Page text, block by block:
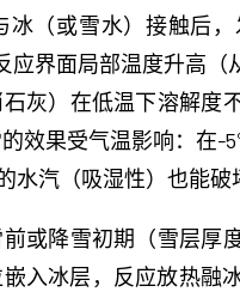
（或雪水）接触后，
应界面局部温度升
灰）在低温下溶解度
的效果受气温影响：
汽（吸湿性）也能破
或降雪初期（雪层厚
入冰层，反应放热融